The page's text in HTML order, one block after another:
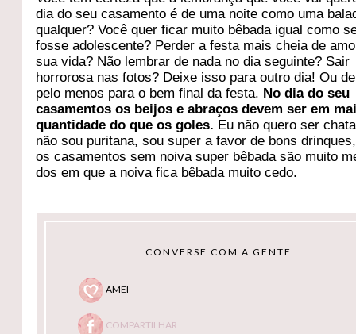
dia do seu casamento é de uma noite como uma
qualquer? Você quer ficar muito bêbada igual como
fosse adolescente? Perder a festa mais cheia de
sua vida? Não lembrar de nada no dia seguinte? Sair
horrorosa nas fotos? Deixe isso para outro dia! Ou
pelo menos para o bem final da festa. No dia do seu
casamentos os beijos e abraços devem ser em
quantidade do que os goles. Eu não quero ser
não sou puritana, sou super a favor de bons
os casamentos sem noiva super bêbada são muito
dos em que a noiva fica bêbada muito cedo.
CONVERSE COM A GENTE
AMEI
COMPARTILHAR